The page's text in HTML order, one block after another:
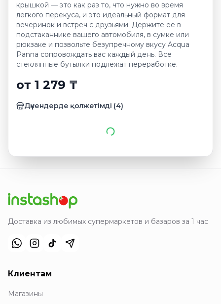
крышкой — это как раз то, что нужно во время
легкого перекуса, и это идеальный формат для
вечеринок и встреч с друзьями. Держите ее в
подстаканнике вашего автомобиля, в сумке или
рюкзаке и позвольте безупречному вкусу Acqua
Panna сопровождать вас каждый день. Все
стеклянные бутылки подлежат переработке.
от 1 279 ₸
Дүкендерде қолжетімді (4)
Доставка из любимых супермаркетов и базаров за 1 час
Клиентам
Магазины